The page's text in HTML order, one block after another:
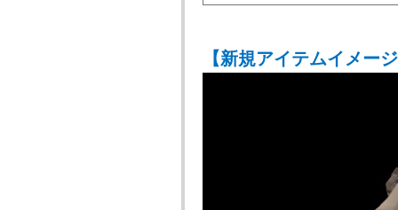
【新規アイテムイメー